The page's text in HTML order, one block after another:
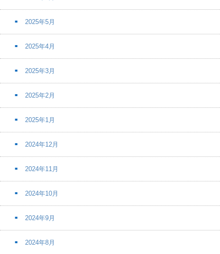
2025年5月
2025年4月
2025年3月
2025年2月
2025年1月
2024年12月
2024年11月
2024年10月
2024年9月
2024年8月